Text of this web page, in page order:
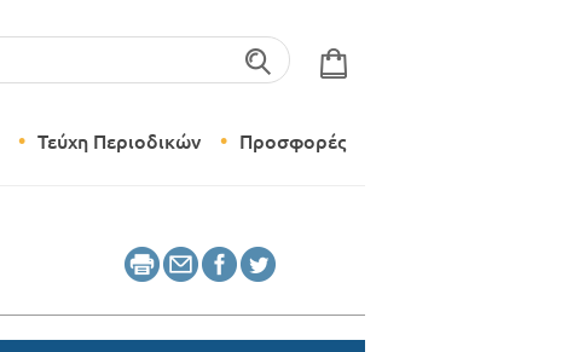
Τεύχη Περιοδικών
Δημιουργικό Εργαστήρι
Προσφορές